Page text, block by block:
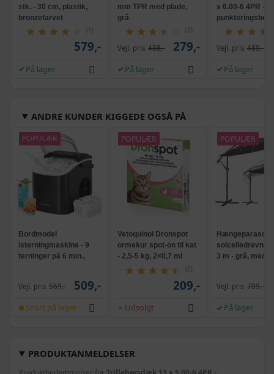
PRODUKTANMELDELSER
stk. - 30 cm, plastik,
bronzefarvet
(1)
579,-
På lager
mm TPR med plade,
grå
(2)
Vejl. pris 488,- 279,-
På lager
x 6.00-6 4PR -
Vejl. pris 489,-
På lager
ANDRE KUNDER KIGGEDE OGSÅ PÅ
POPULÆR
Bordmodel
isterningmaskine - 9
terninger på 6 min.,
Vejl. pris 569,- 509,-
Snart på lager
POPULÆR
Vetoquinol Dronspot
ormekur spot-on til kat
- 2,5-5 kg, 2×0,7 ml
(2)
209,-
Udsolgt
POPULÆR
Hængeparasols
solcelledrevne
3 m - grå, med
Vejl. pris 709,-
På lager